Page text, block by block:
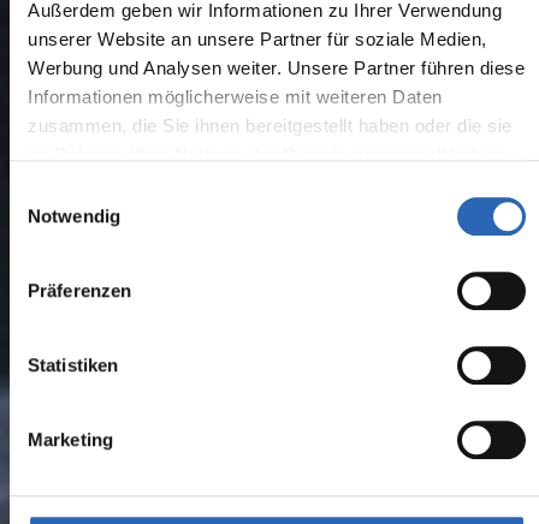
Außerdem geben wir Informationen zu Ihrer Verwendung
unserer Website an unsere Partner für soziale Medien,
Werbung und Analysen weiter. Unsere Partner führen diese
Informationen möglicherweise mit weiteren Daten
zusammen, die Sie ihnen bereitgestellt haben oder die sie
Notwendig
Präferenzen
Statistiken
Marketing